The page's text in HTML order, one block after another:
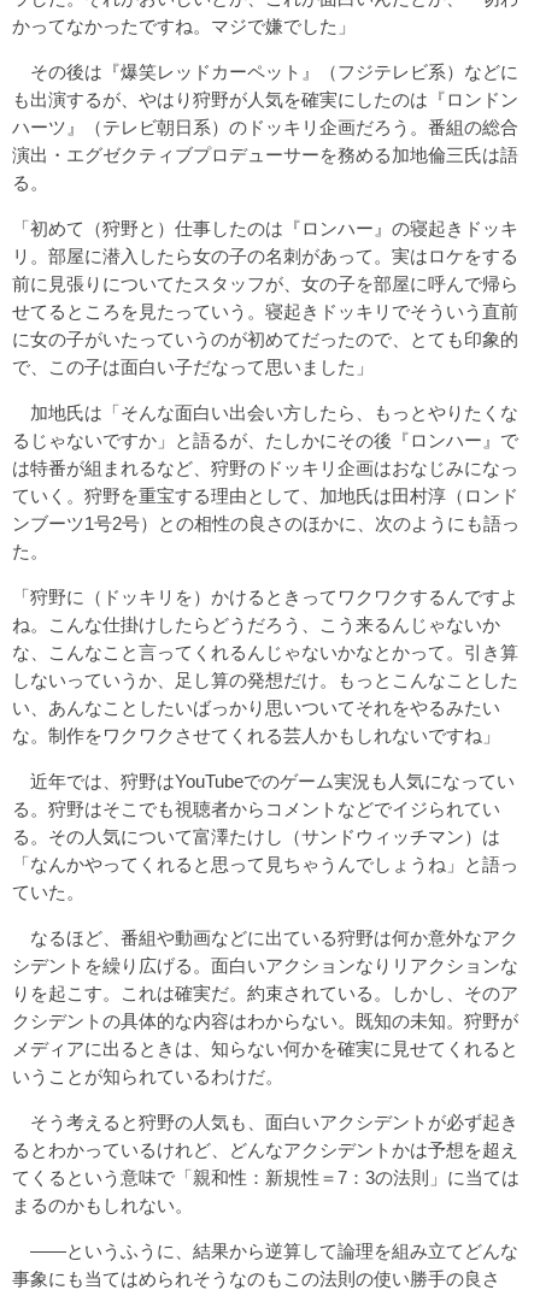
かってなかったですね。マジで嫌でした」
その後は『爆笑レッドカーペット』（フジテレビ系）などに
も出演するが、やはり狩野が人気を確実にしたのは『ロンドン
ハーツ』（テレビ朝日系）のドッキリ企画だろう。番組の総合
演出・エグゼクティブプロデューサーを務める加地倫三氏は語
る。
「初めて（狩野と）仕事したのは『ロンハー』の寝起きドッキ
リ。部屋に潜入したら女の子の名刺があって。実はロケをする
前に見張りについてたスタッフが、女の子を部屋に呼んで帰ら
せてるところを見たっていう。寝起きドッキリでそういう直前
に女の子がいたっていうのが初めてだったので、とても印象的
で、この子は面白い子だなって思いました」
加地氏は「そんな面白い出会い方したら、もっとやりたくな
るじゃないですか」と語るが、たしかにその後『ロンハー』で
は特番が組まれるなど、狩野のドッキリ企画はおなじみになっ
ていく。狩野を重宝する理由として、加地氏は田村淳（ロンド
ンブーツ1号2号）との相性の良さのほかに、次のようにも語っ
た。
「狩野に（ドッキリを）かけるときってワクワクするんですよ
ね。こんな仕掛けしたらどうだろう、こう来るんじゃないか
な、こんなこと言ってくれるんじゃないかなとかって。引き算
しないっていうか、足し算の発想だけ。もっとこんなことした
い、あんなことしたいばっかり思いついてそれをやるみたい
な。制作をワクワクさせてくれる芸人かもしれないですね」
近年では、狩野はYouTubeでのゲーム実況も人気になってい
る。狩野はそこでも視聴者からコメントなどでイジられてい
る。その人気について富澤たけし（サンドウィッチマン）は
「なんかやってくれると思って見ちゃうんでしょうね」と語っ
ていた。
なるほど、番組や動画などに出ている狩野は何か意外なアク
シデントを繰り広げる。面白いアクションなりリアクションな
りを起こす。これは確実だ。約束されている。しかし、そのア
クシデントの具体的な内容はわからない。既知の未知。狩野が
メディアに出るときは、知らない何かを確実に見せてくれると
いうことが知られているわけだ。
そう考えると狩野の人気も、面白いアクシデントが必ず起き
るとわかっているけれど、どんなアクシデントかは予想を超え
てくるという意味で「親和性：新規性＝7：3の法則」に当ては
まるのかもしれない。
――というふうに、結果から逆算して論理を組み立てどんな
事象にも当てはめられそうなのもこの法則の使い勝手の良さ